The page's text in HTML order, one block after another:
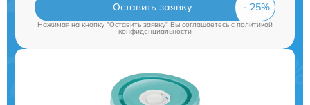
Оставить заявку
Нажимая на кнопку "Оставить заявку" Вы соглашаетесь c политикой
конфиденциальности